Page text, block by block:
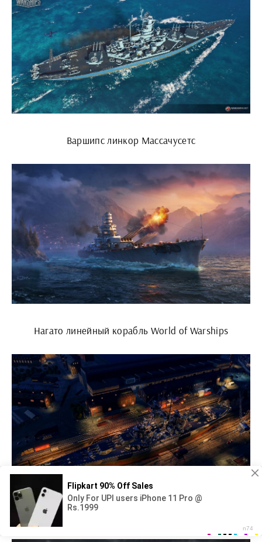
Варшипс линкор Массачусетс
Нагато линейный корабль World of Warships
Крейсер Сталинград World of Warships